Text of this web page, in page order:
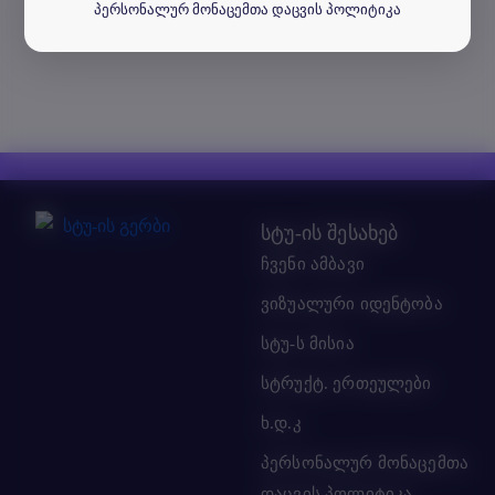
სტუ-ის შესახებ
ჩვენი ამბავი
ვიზუალური იდენტობა
სტუ-ს მისია
სტრუქტ. ერთეულები
ხ.დ.კ
პერსონალურ მონაცემთა
პერსონალურ მონაცემთა დაცვის პოლიტიკა